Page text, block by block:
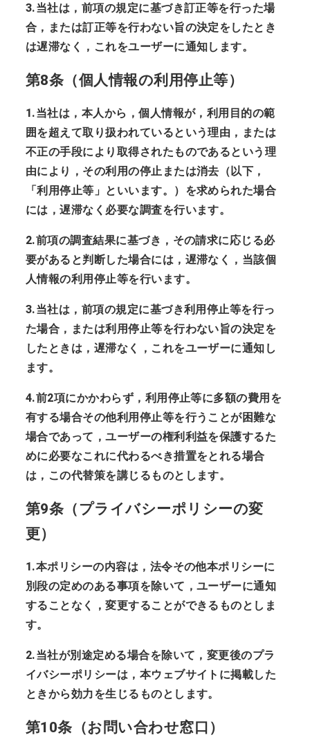
3.当社は，前項の規定に基づき訂正等を行った場
合，または訂正等を行わない旨の決定をしたとき
は遅滞なく，これをユーザーに通知します。
第8条（個人情報の利用停止等）
1.当社は，本人から，個人情報が，利用目的の範
囲を超えて取り扱われているという理由，または
不正の手段により取得されたものであるという理
由により，その利用の停止または消去（以下，
「利用停止等」といいます。）を求められた場合
には，遅滞なく必要な調査を行います。
2.前項の調査結果に基づき，その請求に応じる必
要があると判断した場合には，遅滞なく，当該個
人情報の利用停止等を行います。
3.当社は，前項の規定に基づき利用停止等を行っ
た場合，または利用停止等を行わない旨の決定を
したときは，遅滞なく，これをユーザーに通知し
ます。
4.前2項にかかわらず，利用停止等に多額の費用を
有する場合その他利用停止等を行うことが困難な
場合であって，ユーザーの権利利益を保護するた
めに必要なこれに代わるべき措置をとれる場合
は，この代替策を講じるものとします。
第9条（プライバシーポリシーの変
更）
1.本ポリシーの内容は，法令その他本ポリシーに
別段の定めのある事項を除いて，ユーザーに通知
することなく，変更することができるものとしま
す。
2.当社が別途定める場合を除いて，変更後のプラ
イバシーポリシーは，本ウェブサイトに掲載した
ときから効力を生じるものとします。
第10条（お問い合わせ窓口）